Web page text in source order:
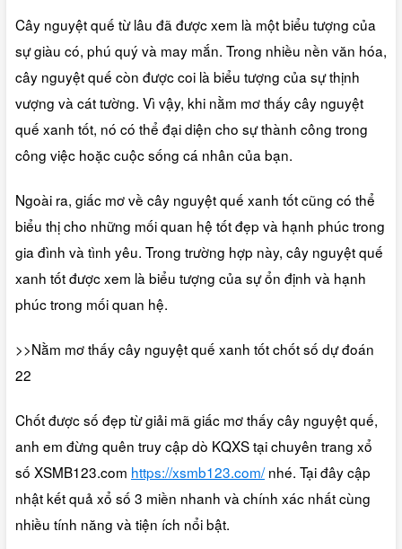
Cây nguyệt quế từ lâu đã được xem là một biểu tượng của
sự giàu có, phú quý và may mắn. Trong nhiều nền văn hóa,
cây nguyệt quế còn được coi là biểu tượng của sự thịnh
vượng và cát tường. Vì vậy, khi nằm mơ thấy cây nguyệt
quế xanh tốt, nó có thể đại diện cho sự thành công trong
công việc hoặc cuộc sống cá nhân của bạn.
Ngoài ra, giấc mơ về cây nguyệt quế xanh tốt cũng có thể
biểu thị cho những mối quan hệ tốt đẹp và hạnh phúc trong
gia đình và tình yêu. Trong trường hợp này, cây nguyệt quế
xanh tốt được xem là biểu tượng của sự ổn định và hạnh
phúc trong mối quan hệ.
>>Nằm mơ thấy cây nguyệt quế xanh tốt chốt số dự đoán
22
Chốt được số đẹp từ giải mã giấc mơ thấy cây nguyệt quế,
anh em đừng quên truy cập dò KQXS tại chuyên trang xổ
số XSMB123.com https://xsmb123.com/nhé. Tại đây cập
nhật kết quả xổ số 3 miền nhanh và chính xác nhất cùng
nhiều tính năng và tiện ích nổi bật.